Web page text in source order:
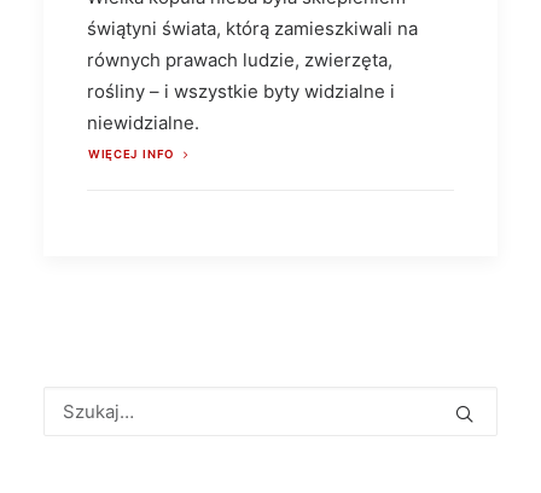
świątyni świata, którą zamieszkiwali na
równych prawach ludzie, zwierzęta,
rośliny – i wszystkie byty widzialne i
niewidzialne.
WIĘCEJ INFO